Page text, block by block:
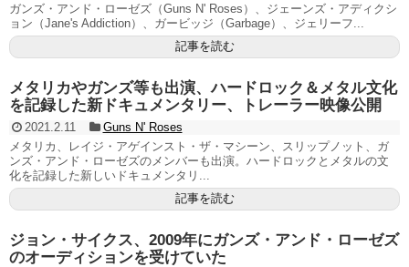
ガンズ・アンド・ローゼズ（Guns N' Roses）、ジェーンズ・アディクシ
ョン（Jane's Addiction）、ガービッジ（Garbage）、ジェリーフ...
記事を読む
メタリカやガンズ等も出演、ハードロック＆メタル文化
を記録した新ドキュメンタリー、トレーラー映像公開
2021.2.11
Guns N' Roses
メタリカ、レイジ・アゲインスト・ザ・マシーン、スリップノット、ガ
ンズ・アンド・ローゼズのメンバーも出演。ハードロックとメタルの文
化を記録した新しいドキュメンタリ...
記事を読む
ジョン・サイクス、2009年にガンズ・アンド・ローゼズ
のオーディションを受けていた